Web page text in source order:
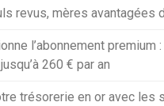
revus, mères avantagées
l’abonnement premium
260 € par an
trésorerie en or avec les